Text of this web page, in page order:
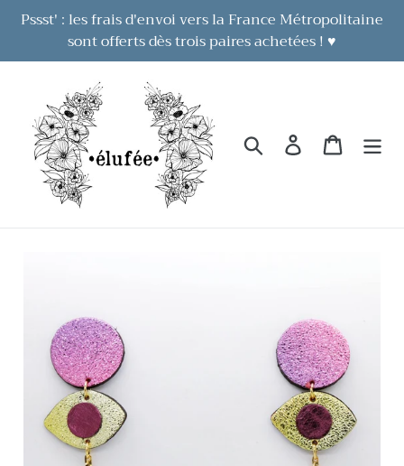
PasserPssst' : les frais d'envoi vers la France Métropolitaine
sont offerts dès trois paires achetées ! ♥
RechercherSe connecter
Panier